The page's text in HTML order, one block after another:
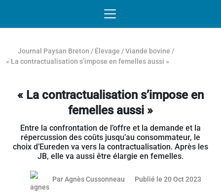
Journal Paysan Breton / Élevage /Viande bovine /
« La contractualisation s’impose en femelles aussi »
« La contractualisation s’impose en
femelles aussi »
Entre la confrontation de l’offre et la demande et la
répercussion des coûts jusqu’au consommateur, le
choix d’Eureden va vers la contractualisation. Après les
JB, elle va aussi être élargie en femelles.
Article réservé aux abonnés
ParAgnès Cussonneau Publié le 20 Oct 202319